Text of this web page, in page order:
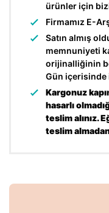
ürünler için
Firmamız E-
Satın almış
memnuniyeti
orijinalliğinin
Gün içerisinde
Kargonuz
hasarlı
teslim alınız.
teslim
Bu
kullanarak tarafımıza